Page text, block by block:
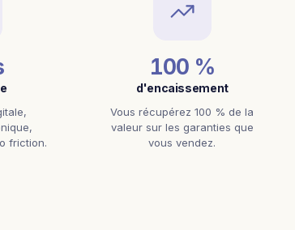
friction.
100 %
d'encaissement
Vous récupérez 100 % de la
valeur sur les garanties que
vous vendez.